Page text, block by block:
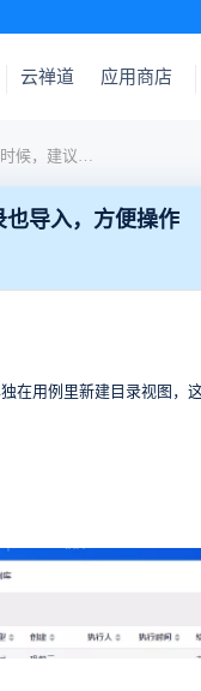
云禅道 应用商店
用例从用例库里导入的时候，建议直接把目录也导入，方便操作
导入，方便操作
在用例里新建目录视图，